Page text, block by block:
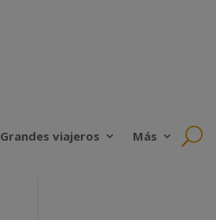
Grandes viajeros Más